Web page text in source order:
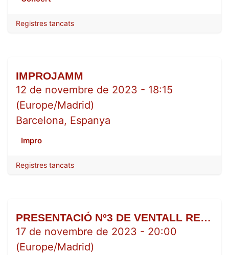
Registres tancats
IMPROJAMM
12 de novembre de 2023 - 18:15
(Europe/Madrid)
Barcelona, Espanya
Impro
Registres tancats
NOV.PRESENTACIÓ Nº3 DE VENTALL REVISTA
17 de novembre de 2023 - 20:00
(Europe/Madrid)